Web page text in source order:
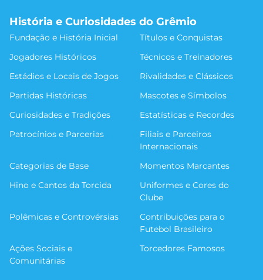
História e Curiosidades do Grêmio
Fundação e História Inicial
Títulos e Conquistas
Jogadores Históricos
Técnicos e Treinadores
Estádios e Locais de Jogos
Rivalidades e Clássicos
Partidas Históricas
Mascotes e Símbolos
Curiosidades e Tradições
Estatísticas e Recordes
Patrocínios e Parcerias
Filiais e Parceiros
Internacionais
Categorias de Base
Momentos Marcantes
Hino e Cantos da Torcida
Uniformes e Cores do
Clube
Polêmicas e Controvérsias
Contribuições para o
Futebol Brasileiro
Ações Sociais e
Comunitárias
Torcedores Famosos